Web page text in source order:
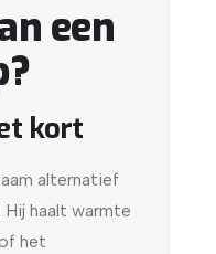
een
kort
alternatief
haalt warmte
het